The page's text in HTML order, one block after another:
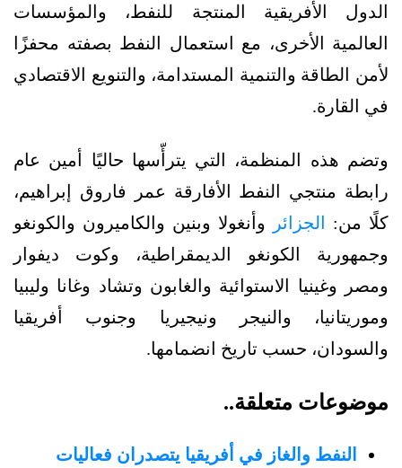
الدول الأفريقية المنتجة للنفط، والمؤسسات
العالمية الأخرى، مع استعمال النفط بصفته محفزًا
لأمن الطاقة والتنمية المستدامة، والتنويع الاقتصادي
في القارة.
وتضم هذه المنظمة، التي يترأّسها حاليًا أمين عام
رابطة منتجي النفط الأفارقة عمر فاروق إبراهيم،
كلًا من:
الجزائر
وأنغولا وبنين والكاميرون والكونغو
وجمهورية الكونغو الديمقراطية، وكوت ديفوار
ومصر وغينيا الاستوائية والغابون وتشاد وغانا وليبيا
وموريتانيا، والنيجر ونيجيريا وجنوب أفريقيا
والسودان، حسب تاريخ انضمامها.
موضوعات متعلقة..
النفط والغاز في أفريقيا يتصدران فعاليات